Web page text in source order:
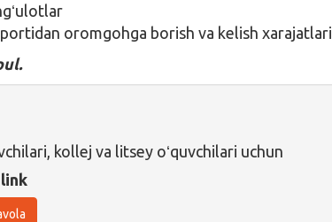
oromgohga borish va kelish xarajatlari
kollej va litsey oʻquvchilari uchun